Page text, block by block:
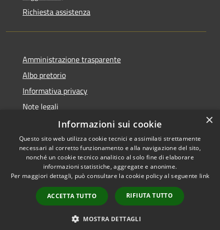
Richiesta assistenza
Amministrazione trasparente
Albo pretorio
Informativa privacy
Note legali
Dichiarazione di accessibilità
RSS
Accessibilità
Copyright © 2026 • Comune di
Municipium•
Accesso
redazione
×
Informazioni sui cookie
Questo sito web utilizza cookie tecnici e assimilati strettamente
necessari al corretto funzionamento e alla navigazione del sito,
nonché un cookie tecnico analitico al solo fine di elaborare
informazioni statistiche, aggregate e anonime.
Per maggiori dettagli, può consultare la cookie policy al seguente link
ACCETTA TUTTO RIFIUTA TUTTO
MOSTRA DETTAGLI